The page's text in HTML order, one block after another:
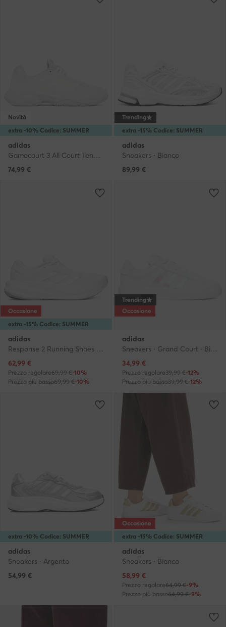
extra -10% Codice: SUMMER
Novità
adidas
Gamecourt 3 All Court Tennis Shoes KI3600 · Scarpe da tennis
74,99 €
extra -15% Codice: SUMMER
Trending
adidas
Sneakers · Bianco
89,99 €
extra -15% Codice: SUMMER
Occasione
adidas
Response 2 Running Shoes KJ1757 · Scarpe running
Prezzo attuale
62,99 €
Prezzo regolare69,99 €-10%
Prezzo più basso69,99 €-10%
Trending
Occasione
adidas
Sneakers · Grand Court · Bianco
Prezzo attuale
34,99 €
Prezzo regolare39,99 €-12%
Prezzo più basso39,99 €-12%
extra -10% Codice: SUMMER
adidas
Sneakers · Argento
54,99 €
extra -15% Codice: SUMMER
Occasione
adidas
Sneakers · Bianco
Prezzo attuale
58,99 €
Prezzo regolare64,99 €-9%
Prezzo più basso64,99 €-9%